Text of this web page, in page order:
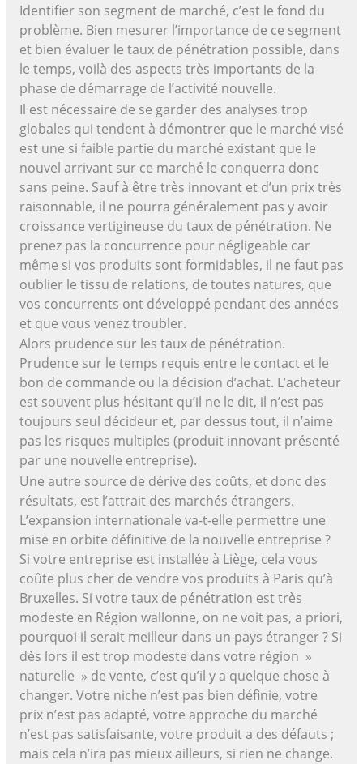
Identifier son segment de marché, c’est le fond du
problème. Bien mesurer l’importance de ce segment
et bien évaluer le taux de pénétration possible, dans
le temps, voilà des aspects très importants de la
phase de démarrage de l’activité nouvelle.
Il est nécessaire de se garder des analyses trop
globales qui tendent à démontrer que le marché visé
est une si faible partie du marché existant que le
nouvel arrivant sur ce marché le conquerra donc
sans peine. Sauf à être très innovant et d’un prix très
raisonnable, il ne pourra généralement pas y avoir
croissance vertigineuse du taux de pénétration. Ne
prenez pas la concurrence pour négligeable car
même si vos produits sont formidables, il ne faut pas
oublier le tissu de relations, de toutes natures, que
vos concurrents ont développé pendant des années
et que vous venez troubler.
Alors prudence sur les taux de pénétration.
Prudence sur le temps requis entre le contact et le
bon de commande ou la décision d’achat. L’acheteur
est souvent plus hésitant qu’il ne le dit, il n’est pas
toujours seul décideur et, par dessus tout, il n’aime
pas les risques multiples (produit innovant présenté
par une nouvelle entreprise).
Une autre source de dérive des coûts, et donc des
résultats, est l’attrait des marchés étrangers.
L’expansion internationale va-t-elle permettre une
mise en orbite définitive de la nouvelle entreprise ?
Si votre entreprise est installée à Liège, cela vous
coûte plus cher de vendre vos produits à Paris qu’à
Bruxelles. Si votre taux de pénétration est très
modeste en Région wallonne, on ne voit pas, a priori,
pourquoi il serait meilleur dans un pays étranger ? Si
dès lors il est trop modeste dans votre région »
naturelle » de vente, c’est qu’il y a quelque chose à
changer. Votre niche n’est pas bien définie, votre
prix n’est pas adapté, votre approche du marché
n’est pas satisfaisante, votre produit a des défauts ;
mais cela n’ira pas mieux ailleurs, si rien ne change.